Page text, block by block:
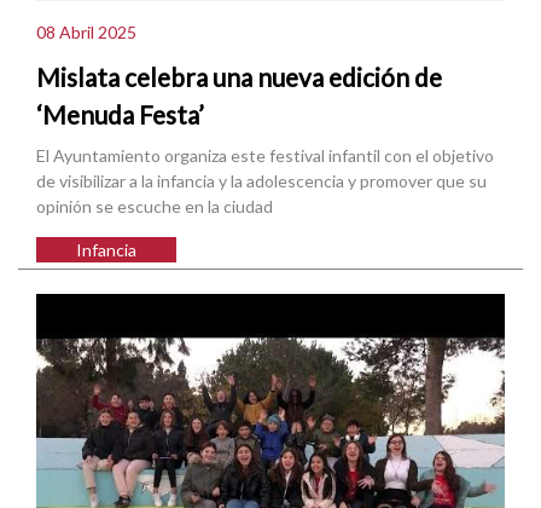
08 Abril 2025
Mislata celebra una nueva edición de
‘Menuda Festa’
El Ayuntamiento organiza este festival infantil con el objetivo
de visibilizar a la infancia y la adolescencia y promover que su
opinión se escuche en la ciudad
Infancia